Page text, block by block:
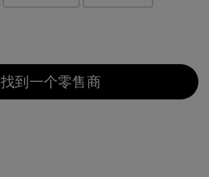
找到一个零售商